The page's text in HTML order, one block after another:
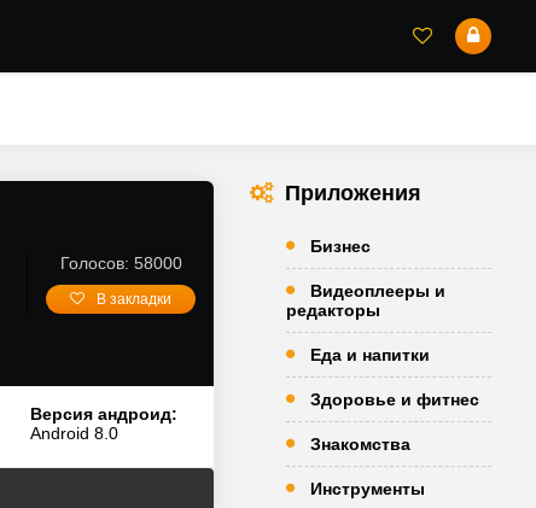
Голосов: 58000
В закладки
Версия андроид:
Android 8.0
Приложения
Бизнес
Видеоплееры и
редакторы
Еда и напитки
Здоровье и фитнес
Знакомства
Инструменты